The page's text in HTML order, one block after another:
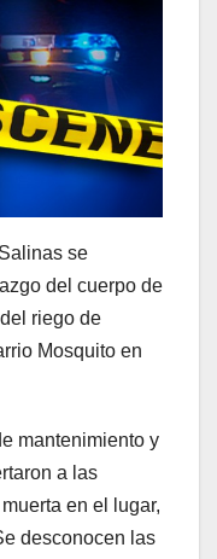
se
del cuerpo de
riego de
Mosquito en
mantenimiento y
a las
en el lugar,
desconocen las